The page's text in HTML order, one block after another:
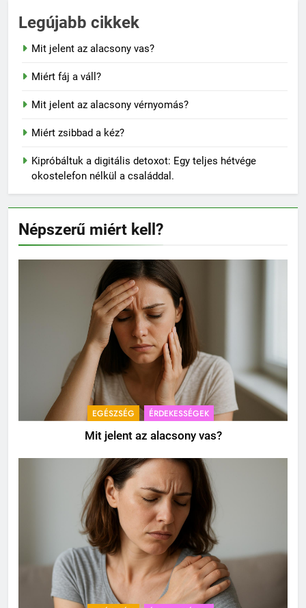
Legújabb cikkek
Mit jelent az alacsony vas?
Miért fáj a váll?
Mit jelent az alacsony vérnyomás?
Miért zsibbad a kéz?
Kipróbáltuk a digitális detoxot: Egy teljes hétvége
okostelefon nélkül a családdal.
Népszerű miért kell?
EGÉSZSÉG ÉRDEKESSÉGEK
Mit jelent az alacsony vas?